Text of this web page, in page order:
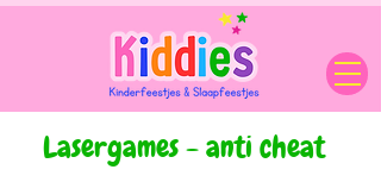
Lasergames - anti cheat